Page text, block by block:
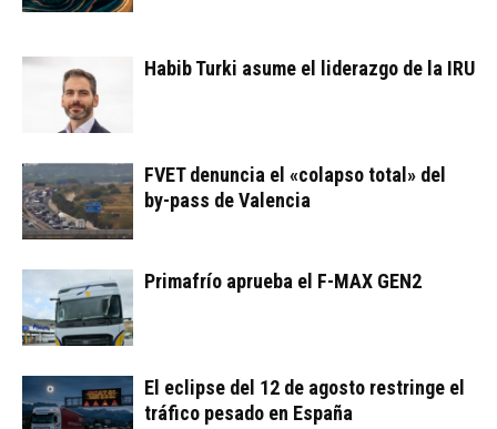
Habib Turki asume el liderazgo de la IRU
FVET denuncia el «colapso total» del
by-pass de Valencia
Primafrío aprueba el F-MAX GEN2
El eclipse del 12 de agosto restringe el
tráfico pesado en España